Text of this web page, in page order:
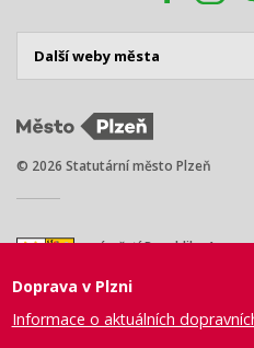
© 2026 Statutární město Plzeň
náměstí Republiky 1
Tel.: +420 378 031 111
Doprava v Plzni
Informace o aktuálních